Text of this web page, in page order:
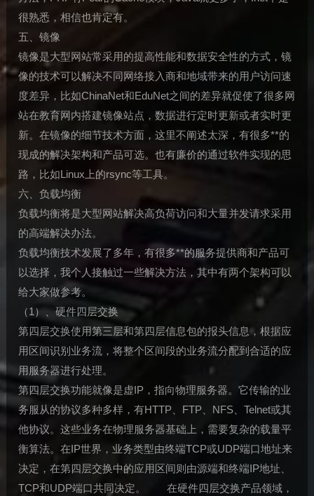
很熟悉，相信也肯定有。
五、镜像
镜像是大型网站常采用的提高性能和数据安全性的方式，镜
像的技术可以解决不同网络接入商和地域带来的用户访问速
度差异，比如ChinaNet和EduNet之间的差异就促使了很多网
站在教育网内搭建镜像站点，数据进行定时更新或者实时更
新。在镜像的细节技术方面，这里不阐述太深，有很多**的
现成的解决架构和产品可选。也有廉价的通过软件实现的思
路，比如Linux上的rsync等工具。
六、负载均衡
负载均衡将是大型网站解决高负荷访问和大量并发请求采用
的高端解决办法。
负载均衡技术发展了多年，有很多**的服务提供商和产品可
以选择，我个人接触过一些解决方法，其中有两个架构可以
给大家做参考。
（1）、硬件四层交换
第四层交换使用第三层和第四层信息包的报头信息，根据应
用区间识别业务流，将整个区间段的业务流分配到合适的应
用服务器进行处理。
第四层交换功能就像是虚IP，指向物理服务器。它传输的业
务服从的协议多种多样，有HTTP、FTP、NFS、Telnet或其
他协议。这些业务在物理服务器基础上，需要复杂的载量平
衡算法。在IP世界，业务类型由终端TCP或UDP端口地址来
决定，在第四层交换中的应用区间则由源端和终端IP地址、
TCP和UDP端口共同决定。 在硬件四层交换产品领域，